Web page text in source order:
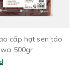
cấp hạt sen táo
500gr